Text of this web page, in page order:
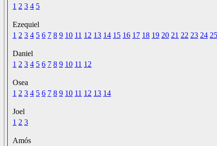
1 2 3 4 5
Ezequiel
1 2 3 4 5 6 7 8 9 10 11 12 13 14 15 16 17 18 19 20 21 22 23 24 25
Daniel
1 2 3 4 5 6 7 8 9 10 11 12
Osea
1 2 3 4 5 6 7 8 9 10 11 12 13 14
Joel
1 2 3
Amós